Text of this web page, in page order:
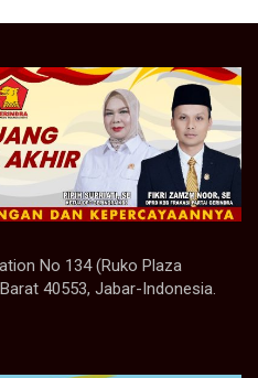
No 134 (Ruko Plaza
40553, Jabar-Indonesia.